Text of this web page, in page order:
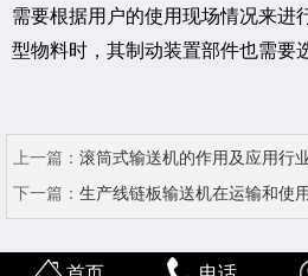
需要根据用户的使用现场情况来进
型物料时，其制动装置部件也需要
上一篇： 滚筒式输送机的作用及应用行业
下一篇： 生产线链板输送机在运输和使用